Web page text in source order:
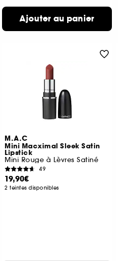
Ajouter au panier
M.A.C
Mini Macximal Sleek Satin
Lipstick
Mini Rouge à Lèvres Satiné
49
19,90€
2 teintes disponibles